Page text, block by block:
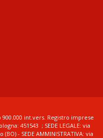
900.000 int.vers. Registro imprese
451543 ; SEDE LEGALE: via
- SEDE AMMINISTRATIVA: via